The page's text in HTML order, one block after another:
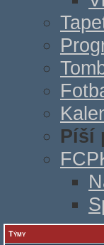
Píší
Týmy